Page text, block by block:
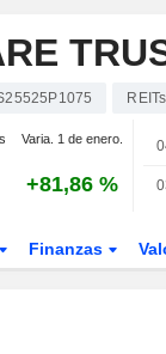
Varia. 1 de enero.
+81,86 %
Finanzas